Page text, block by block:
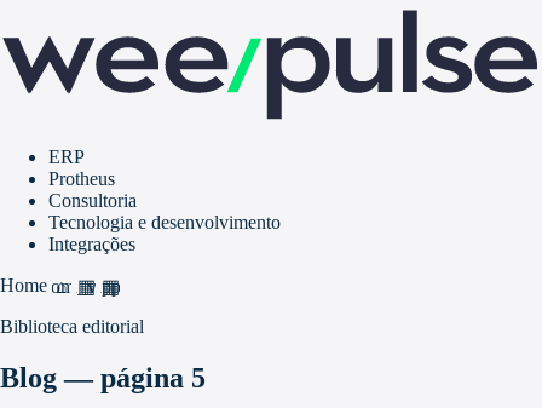
ERP
Protheus
Consultoria
Tecnologia e desenvolvimento
Integrações
Homehome
grid_view
apps
Biblioteca editorial
Blog — página 5